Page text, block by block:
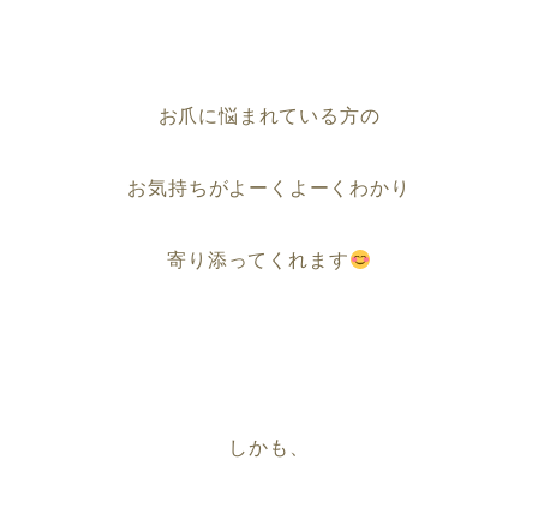
お爪に悩まれている方の
お気持ちがよーくよーくわかり
寄り添ってくれます
しかも、